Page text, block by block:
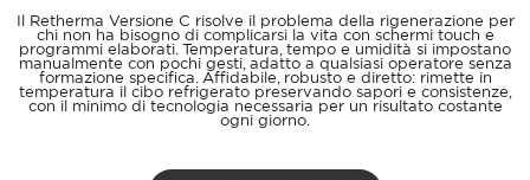
Il Retherma Versione C risolve il problema della rigenerazione per
chi non ha bisogno di complicarsi la vita con schermi touch e
programmi elaborati. Temperatura, tempo e umidità si impostano
manualmente con pochi gesti, adatto a qualsiasi operatore senza
formazione specifica. Affidabile, robusto e diretto: rimette in
temperatura il cibo refrigerato preservando sapori e consistenze,
con il minimo di tecnologia necessaria per un risultato costante
ogni giorno.